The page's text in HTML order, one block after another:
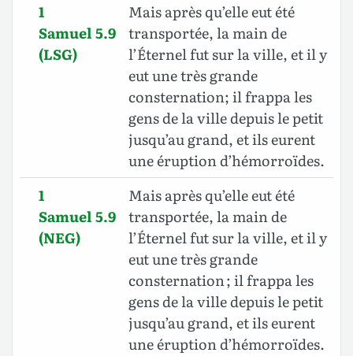
1
Samuel 5.9
(LSG)
Mais après qu’elle eut été
transportée, la main de
l’Éternel fut sur la ville, et il y
eut une très grande
consternation; il frappa les
gens de la ville depuis le petit
jusqu’au grand, et ils eurent
une éruption d’hémorroïdes.
1
Samuel 5.9
(NEG)
Mais après qu’elle eut été
transportée, la main de
l’Éternel fut sur la ville, et il y
eut une très grande
consternation ; il frappa les
gens de la ville depuis le petit
jusqu’au grand, et ils eurent
une éruption d’hémorroïdes.